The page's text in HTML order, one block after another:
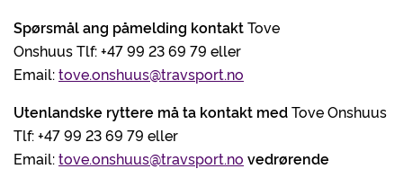
Spørsmål ang påmelding kontaktTove
Onshuus Tlf: +47 99 23 69 79 eller
Email:tove.onshuus@travsport.no
Utenlandske ryttere må ta kontakt medTove Onshuus
Tlf: +47 99 23 69 79 eller
Email:tove.onshuus@travsport.no vedrørende